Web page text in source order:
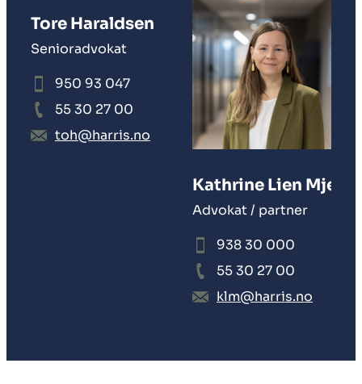
Tore Haraldsen
Senioradvokat
950 93 047
55 30 27 00
toh@harris.no
Kathrine Lien Mjell
Advokat / partner
938 30 000
55 30 27 00
klm@harris.no